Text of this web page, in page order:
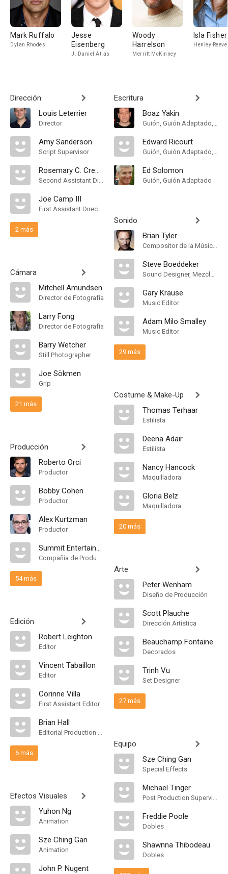
Mark Ruffalo
Dylan Rhodes
Jesse
Eisenberg
J. Daniel Atlas
Woody
Harrelson
Merritt McKinney
Isla Fisher
Henley
Dirección
Louis Leterrier
Director
Amy Sanderson
Script Supervisor
Rosemary C. Cremona
Second Assistant Director
Joe Camp III
First Assistant Director
2 más
Cámara
Mitchell Amundsen
Director de Fotografía
Larry Fong
Director de Fotografía
Barry Wetcher
Still Photographer
Joe Sökmen
Grip
21 más
Producción
Roberto Orci
Productor
Bobby Cohen
Productor
Alex Kurtzman
Productor
Summit Entertainment
Compañía de Produccion
54 más
Edición
Robert Leighton
Editor
Vincent Tabaillon
Editor
Corinne Villa
First Assistant Editor
Brian Hall
Editorial Production Assistant
6 más
Efectos Visuales
Yuhon Ng
Animation
Sze Ching Gan
Animation
John P. Nugent
Escritura
Boaz Yakin
Guión, Guión Adaptado, Historia
Edward Ricourt
Guión, Guión Adaptado, Historia
Ed Solomon
Guión, Guión Adaptado
Sonido
Brian Tyler
Compositor de la Música Original
Steve Boeddeker
Sound Designer, Mezclador de Re-Grabación de Sonido
Gary Krause
Music Editor
Adam Milo Smalley
Music Editor
29 más
Costume & Make-Up
Thomas Terhaar
Estilista
Deena Adair
Estilista
Nancy Hancock
Maquilladora
Gloria Belz
Maquilladora
20 más
Arte
Peter Wenham
Diseño de Producción
Scott Plauche
Dirección Artística
Beauchamp Fontaine
Decorados
Trinh Vu
Set Designer
27 más
Equipo
Sze Ching Gan
Special Effects
Michael Tinger
Post Production Supervisor
Freddie Poole
Dobles
Shawnna Thibodeau
Dobles